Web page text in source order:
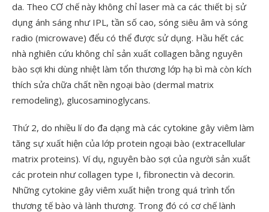
da. Theo CƠ chế này không chỉ laser mà ca các thiết bị sử
dụng ánh sáng như IPL, tần số cao, sóng siêu âm và sóng
radio (microwave) đểu có thể được sử dụng. Hầu hết các
nhà nghiên cứu không chỉ sản xuất collagen bằng nguyên
bào sợi khi dùng nhiệt làm tổn thương lớp hạ bì mà còn kích
thích sửa chữa chất nền ngoại bào (dermal matrix
remodeling), glucosaminoglycans.
Thứ 2, do nhiều lí do đa dạng mà các cytokine gây viêm làm
tăng sự xuất hiện của lớp protein ngoại bào (extracellular
matrix proteins). Ví dụ, nguyên bào sợi của người sản xuất
các protein như collagen type I, fibronectin và decorin.
Những cytokine gây viêm xuất hiện trong quá trình tổn
thương tế bào và lành thương. Trong đó có cơ chế lành